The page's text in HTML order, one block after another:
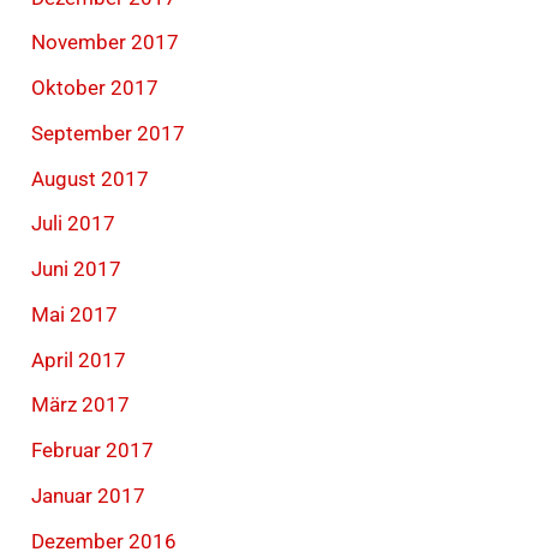
November 2017
Oktober 2017
September 2017
August 2017
Juli 2017
Juni 2017
Mai 2017
April 2017
März 2017
Februar 2017
Januar 2017
Dezember 2016